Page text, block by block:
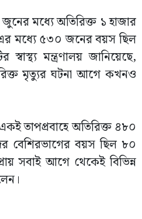
মধ্যে অতিরিক্ত ১ হাজার
মধ্যে ৫৩০ জনের বয়স ছিল
মন্ত্রণালয় জানিয়েছে,
মৃত্যুর ঘটনা আগে কখনও
তাপপ্রবাহে অতিরিক্ত ৪৮০
বেশিরভাগের বয়স ছিল ৮০
সবাই আগে থেকেই বিভিন্ন